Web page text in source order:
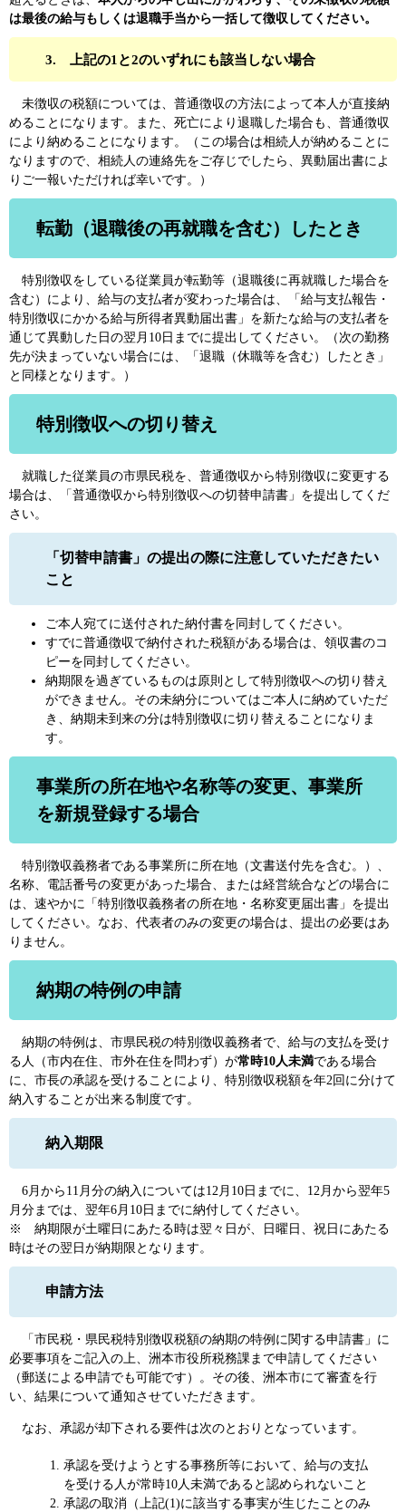
は最後の給与もしくは退職手当から一括して徴収してください。
3. 上記の1と2のいずれにも該当しない場合
未徴収の税額については、普通徴収の方法によって本人が直接納
めることになります。また、死亡により退職した場合も、普通徴収
により納めることになります。（この場合は相続人が納めることに
なりますので、相続人の連絡先をご存じでしたら、異動届出書によ
りご一報いただければ幸いです。）
転勤（退職後の再就職を含む）したとき
特別徴収をしている従業員が転勤等（退職後に再就職した場合を
含む）により、給与の支払者が変わった場合は、「給与支払報告・
特別徴収にかかる給与所得者異動届出書」を新たな給与の支払者を
通じて異動した日の翌月10日までに提出してください。（次の勤務
先が決まっていない場合には、「退職（休職等を含む）したとき」
と同様となります。）
特別徴収への切り替え
就職した従業員の市県民税を、普通徴収から特別徴収に変更する
場合は、「普通徴収から特別徴収への切替申請書」を提出してくだ
さい。
「切替申請書」の提出の際に注意していただきたい
こと
ご本人宛てに送付された納付書を同封してください。
すでに普通徴収で納付された税額がある場合は、領収書のコ
ピーを同封してください。
納期限を過ぎているものは原則として特別徴収への切り替え
ができません。その未納分についてはご本人に納めていただ
き、納期未到来の分は特別徴収に切り替えることになりま
す。
事業所の所在地や名称等の変更、事業所
を新規登録する場合
特別徴収義務者である事業所に所在地（文書送付先を含む。）、
名称、電話番号の変更があった場合、または経営統合などの場合に
は、速やかに「特別徴収義務者の所在地・名称変更届出書」を提出
してください。なお、代表者のみの変更の場合は、提出の必要はあ
りません。
納期の特例の申請
納期の特例は、市県民税の特別徴収義務者で、給与の支払を受け
る人（市内在住、市外在住を問わず）が常時10人未満である場合
に、市長の承認を受けることにより、特別徴収税額を年2回に分けて
納入することが出来る制度です。
納入期限
6月から11月分の納入については12月10日までに、12月から翌年5
月分までは、翌年6月10日までに納付してください。
※ 納期限が土曜日にあたる時は翌々日が、日曜日、祝日にあたる
時はその翌日が納期限となります。
申請方法
「市民税・県民税特別徴収税額の納期の特例に関する申請書」に
必要事項をご記入の上、洲本市役所税務課まで申請してください
（郵送による申請でも可能です）。その後、洲本市にて審査を行
い、結果について通知させていただきます。
なお、承認が却下される要件は次のとおりとなっています。
承認を受けようとする事務所等において、給与の支払
を受ける人が常時10人未満であると認められないこと
承認の取消（上記(1)に該当する事実が生じたことのみ